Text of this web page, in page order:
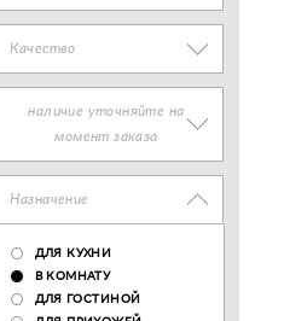
Качество
наличие уточняйте на
момент заказа
Назначение
ДЛЯ КУХНИ
В КОМНАТУ
ДЛЯ ГОСТИНОЙ